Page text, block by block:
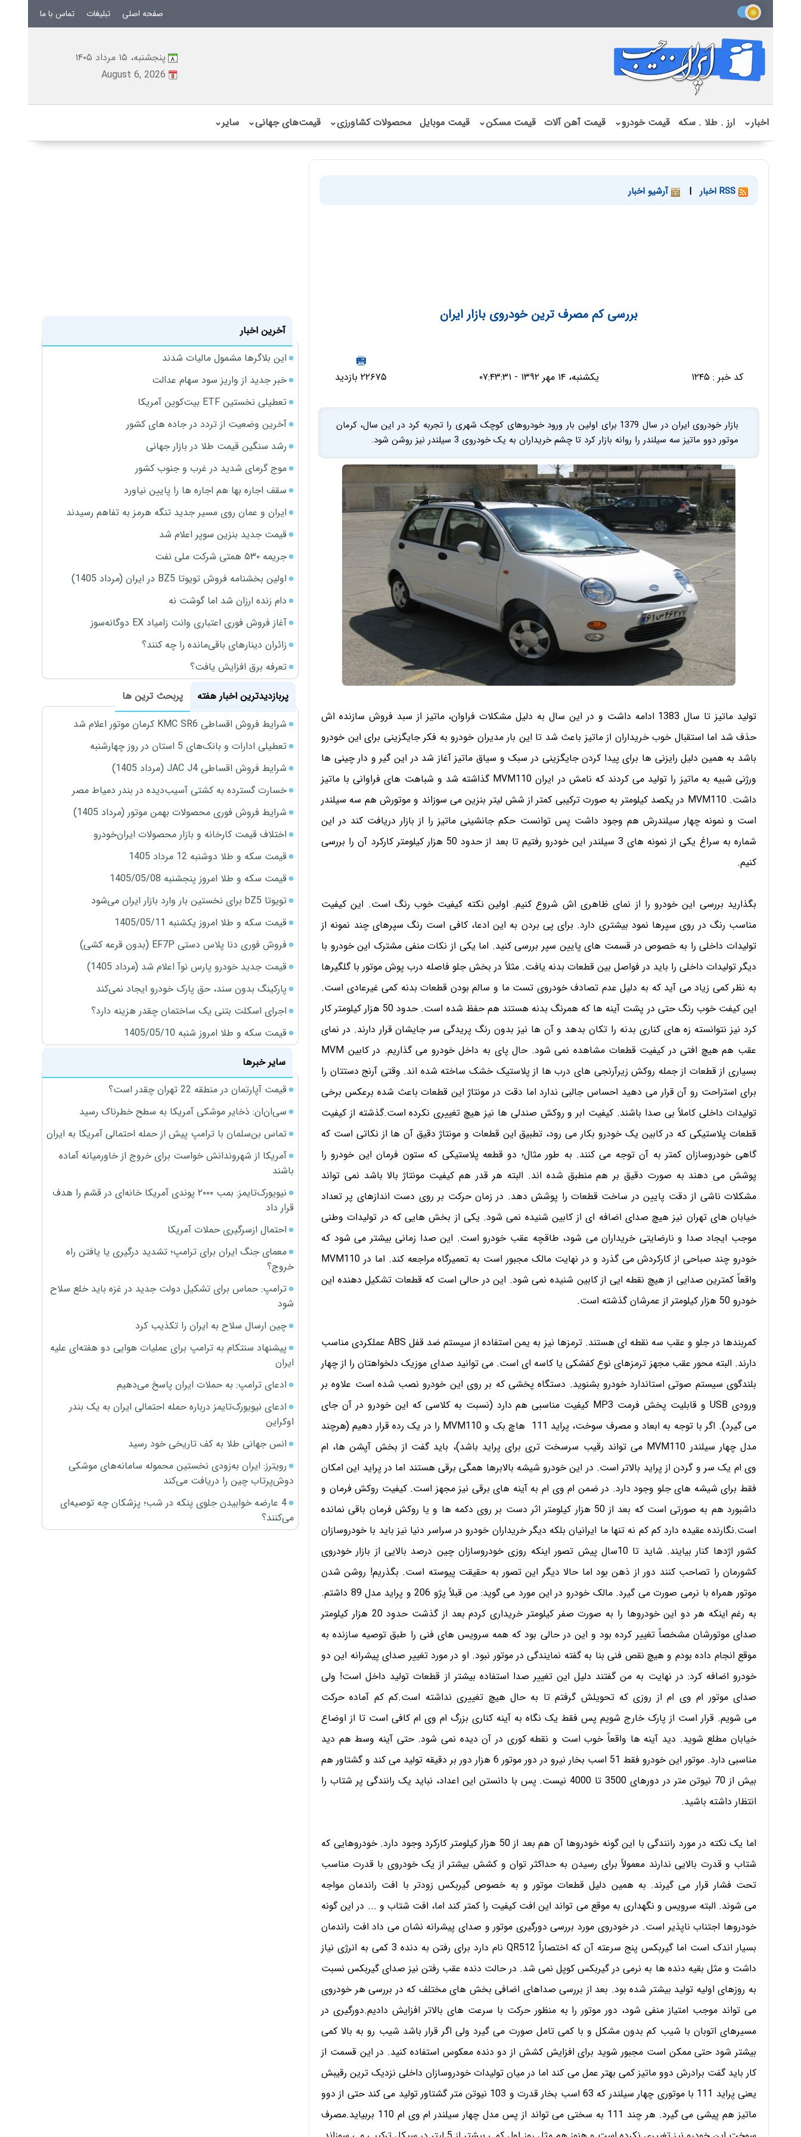
صفحه اصلی تبلیغات تماس با ما
پنجشنبه، ۱۵ مرداد ۱۴۰۵
August 6, 2026
اخبار⌄ ارز . طلا . سکه قیمت خودرو⌄ قیمت آهن آلات قیمت مسکن⌄ قیمت موبایل محصولات کشاورزی⌄ قیمت‌های جهانی⌄ سایر⌄
| آرشیو اخبار
بررسی کم مصرف ترین خودروی بازار ایران
کد خبر : ۱۲۴۵ یکشنبه، ۱۴ مهر ۱۳۹۲ - ۰۷:۴۳:۳۱ ۲۲۶۷۵ بازدید
بازار خودروی ایران در سال 1379 برای اولین بار ورود خودروهای کوچک شهری را تجربه کرد در این سال، کرمان
موتور دوو ماتیز سه سیلندر را روانه بازار کرد تا چشم خریداران به یک خودروی 3 سیلندر نیز روشن شود.
تولید ماتیز تا سال 1383 ادامه داشت و در این سال به دلیل مشکلات فراوان، ماتیز از سبد فروش سازنده اش
حذف شد اما استقبال خوب خریداران از ماتیز باعث شد تا این بار مدیران خودرو به فکر جایگزینی برای این خودرو
باشد به همین دلیل رایزنی ها برای پیدا کردن جایگزینی در سبک و سیاق ماتیز آغاز شد در این گیر و دار چینی ها
ورژنی شبیه به ماتیز را تولید می کردند که نامش در ایران MVM110 گذاشته شد و شباهت های فراوانی با ماتیز
داشت. MVM110 در یکصد کیلومتر به صورت ترکیبی کمتر از شش لیتر بنزین می سوزاند و موتورش هم سه سیلندر
است و نمونه چهار سیلندرش هم وجود داشت پس توانست حکم جانشینی ماتیز را از بازار دریافت کند در این
شماره به سراغ یکی از نمونه های 3 سیلندر این خودرو رفتیم تا بعد از حدود 50 هزار کیلومتر کارکرد آن را بررسی
کنیم.
بگذارید بررسی این خودرو را از نمای ظاهری اش شروع کنیم. اولین نکته کیفیت خوب رنگ است. این کیفیت
مناسب رنگ در روی سپرها نمود بیشتری دارد. برای پی بردن به این ادعا، کافی است رنگ سپرهای چند نمونه از
تولیدات داخلی را به خصوص در قسمت های پایین سپر بررسی کنید. اما یکی از نکات منفی مشترک این خودرو با
دیگر تولیدات داخلی را باید در فواصل بین قطعات بدنه یافت. مثلاً در بخش جلو فاصله درب پوش موتور با گلگیرها
به نظر کمی زیاد می آید که به دلیل عدم تصادف خودروی تست ما و سالم بودن قطعات بدنه کمی غیرعادی است.
این کیفت خوب رنگ حتی در پشت آینه ها که همرنگ بدنه هستند هم حفظ شده است. حدود 50 هزار کیلومتر کار
کرد نیز نتوانسته زه های کناری بدنه را تکان بدهد و آن ها نیز بدون رنگ پریدگی سر جایشان قرار دارند. در نمای
عقب هم هیچ افتی در کیفیت قطعات مشاهده نمی شود. حال پای به داخل خودرو می گذاریم. در کابین MVM
بسیاری از قطعات از جمله روکش زیرآرنجی های درب ها از پلاستیک خشک ساخته شده اند. وقتی آرنج دستتان را
برای استراحت رو آن قرار می دهید احساس جالبی ندارد اما دقت در مونتاژ این قطعات باعث شده برعکس برخی
تولیدات داخلی کاملاً بی صدا باشند. کیفیت ابر و روکش صندلی ها نیز هیچ تغییری نکرده است.گذشته از کیفیت
قطعات پلاستیکی که در کابین یک خودرو بکار می رود، تطبیق این قطعات و مونتاژ دقیق آن ها از نکاتی است که
گاهی خودروسازان کمتر به آن توجه می کنند. به طور مثال؛ دو قطعه پلاستیکی که ستون فرمان این خودرو را
پوشش می دهند به صورت دقیق بر هم منطبق شده اند. البته هر قدر هم کیفیت مونتاژ بالا باشد نمی تواند
مشکلات ناشی از دقت پایین در ساخت قطعات را پوشش دهد. در زمان حرکت بر روی دست اندازهای پر تعداد
خیابان های تهران نیز هیچ صدای اضافه ای از کابین شنیده نمی شود. یکی از بخش هایی که در تولیدات وطنی
موجب ایجاد صدا و نارضایتی خریداران می شود، طاقچه عقب خودرو است. این صدا زمانی بیشتر می شود که
خودرو چند صباحی از کارکردش می گذرد و در نهایت مالک مجبور است به تعمیرگاه مراجعه کند. اما در MVM110
واقعاً کمترین صدایی از هیچ نقطه ایی از کابین شنیده نمی شود. این در حالی است که قطعات تشکیل دهنده این
خودرو 50 هزار کیلومتر از عمرشان گذشته است.
کمربندها در جلو و عقب سه نقطه ای هستند. ترمزها نیز به یمن استفاده از سیستم ضد قفل ABS عملکردی مناسب
دارند. البته محور عقب مجهز ترمزهای نوع کفشکی یا کاسه ای است. می توانید صدای موزیک دلخواهتان را از چهار
بلندگوی سیستم صوتی استاندارد خودرو بشنوید. دستگاه پخشی که بر روی این خودرو نصب شده است علاوه بر
ورودی USB و قابلیت پخش فرمت MP3 کیفیت مناسبی هم دارد (نسبت به کلاسی که این خودرو در آن جای
می گیرد). اگر با توجه به ابعاد و مصرف سوخت، پراید 111 هاچ بک و MVM110 را در یک رده قرار دهیم (هرچند
مدل چهار سیلندر MVM110 می تواند رقیب سرسخت تری برای پراید باشد)، باید گفت از بخش آپشن ها، ام
وی ام یک سر و گردن از پراید بالاتر است. در این خودرو شیشه بالابرها همگی برقی هستند اما در پراید این امکان
فقط برای شیشه های جلو وجود دارد. در ضمن ام وی ام به آینه های برقی نیز مجهز است. کیفیت روکش فرمان و
داشبورد هم به صورتی است که بعد از 50 هزار کیلومتر اثر دست بر روی دکمه ها و یا روکش فرمان باقی نمانده
است.نگارنده عقیده دارد کم کم نه تنها ما ایرانیان بلکه دیگر خریداران خودرو در سراسر دنیا نیز باید با خودروسازان
کشور اژدها کنار بیایند. شاید تا 10سال پیش تصور اینکه روزی خودروسازان چین درصد بالایی از بازار خودروی
کشورمان را تصاحب کنند دور از ذهن بود اما حالا دیگر این تصور به حقیقت پیوسته است. بگذریم! روشن شدن
موتور همراه با نرمی صورت می گیرد. مالک خودرو در این مورد می گوید: من قبلاً پژو 206 و پراید مدل 89 داشتم.
به رغم اینکه هر دو این خودروها را به صورت صفر کیلومتر خریداری کردم بعد از گذشت حدود 20 هزار کیلومتر
صدای موتورشان مشخصاً تغییر کرده بود و این در حالی بود که همه سرویس های فنی را طبق توصیه سازنده به
موقع انجام داده بودم و هیچ نقص فنی بنا به گفته نمایندگی در موتور نبود. او در مورد تغییر صدای پیشرانه این دو
خودرو اضافه کرد: در نهایت به من گفتند دلیل این تغییر صدا استفاده بیشتر از قطعات تولید داخل است! ولی
صدای موتور ام وی ام از روزی که تحویلش گرفتم تا به حال هیچ تغییری نداشته است.کم کم آماده حرکت
می شویم. قرار است از پارک خارج شویم پس فقط یک نگاه به آینه کناری بزرگ ام وی ام کافی است تا از اوضاع
خیابان مطلع شوید. دید آینه ها واقعاً خوب است و نقطه کوری در آن دیده نمی شود. حتی آینه وسط هم دید
مناسبی دارد. موتور این خودرو فقط 51 اسب بخار نیرو در دور موتور 6 هزار دور بر دقیقه تولید می کند و گشتاور هم
بیش از 70 نیوتن متر در دورهای 3500 تا 4000 نیست. پس با دانستن این اعداد، نباید یک رانندگی پر شتاب را
انتظار داشته باشید.
اما یک نکته در مورد رانندگی با این گونه خودروها آن هم بعد از 50 هزار کیلومتر کارکرد وجود دارد. خودروهایی که
شتاب و قدرت بالایی ندارند معمولاً برای رسیدن به حداکثر توان و کشش بیشتر از یک خودروی با قدرت مناسب
تحت فشار قرار می گیرند. به همین دلیل قطعات موتور و به خصوص گیربکس زودتر با افت راندمان مواجه
می شوند. البته سرویس و نگهداری به موقع می تواند این افت کیفیت را کمتر کند اما، افت شتاب و ... در این گونه
خودروها اجتناب ناپذیر است. در خودروی مورد بررسی دورگیری موتور و صدای پیشرانه نشان می داد افت راندمان
بسیار اندک است اما گیربکس پنج سرعته آن که اختصاراً QR512 نام دارد برای رفتن به دنده 3 کمی به انرژی نیاز
داشت و مثل بقیه دنده ها به نرمی در گیربکس کوپل نمی شد. در حالت دنده عقب رفتن نیز صدای گیربکس نسبت
به روزهای اولیه تولید بیشتر شده بود. بعد از بررسی صداهای اضافی بخش های مختلف که در بررسی هر خودروی
می تواند موجب امتیاز منفی شود، دور موتور را به منظور حرکت با سرعت های بالاتر افزایش دادیم.دورگیری در
مسیرهای اتوبان با شیب کم بدون مشکل و با کمی تامل صورت می گیرد ولی اگر قرار باشد شیب رو به بالا کمی
بیشتر شود حتی ممکن است مجبور شوید برای افزایش کشش از دو دنده معکوس استفاده کنید. در این قسمت از
کار باید گفت برادرش دوو ماتیز کمی بهتر عمل می کند اما در میان تولیدات خودروسازان داخلی نزدیک ترین رقیبش
یعنی پراید 111 با موتوری چهار سیلندر که 63 اسب بخار قدرت و 103 نیوتن متر گشتاور تولید می کند حتی از دوو
ماتیز هم پیشی می گیرد. هر چند 111 به سختی می تواند از پس مدل چهار سیلندر ام وی ام 110 بربیاید.مصرف
آخرین اخبار
این بلاگرها مشمول مالیات شدند
خبر جدید از واریز سود سهام عدالت
تعطیلی نخستین ETF بیت‌کوین آمریکا
آخرین وضعیت از تردد در جاده های کشور
رشد سنگین قیمت طلا در بازار جهانی
موج گرمای شدید در غرب و جنوب کشور
سقف اجاره بها هم اجاره ها را پایین نیاورد
ایران و عمان روی مسیر جدید تنگه هرمز به تفاهم رسیدند
قیمت جدید بنزین سوپر اعلام شد
جریمه ۵۳۰ همتی شرکت ملی نفت
اولین بخشنامه فروش تویوتا BZ5 در ایران (مرداد 1405)
دام زنده ارزان شد اما گوشت نه
آغاز فروش فوری اعتباری وانت زامیاد EX دوگانه‌سوز
زائران دینارهای باقی‌مانده را چه کنند؟
تعرفه برق افزایش یافت؟
پربازدیدترین اخبار هفته
پربحث ترین ها
شرایط فروش اقساطی KMC SR6 کرمان موتور اعلام شد
تعطیلی ادارات و بانک‌های 5 استان در روز چهارشنبه
شرایط فروش اقساطی JAC J4 (مرداد 1405)
خسارت گسترده به کشتی آسیب‌دیده در بندر دمیاط مصر
شرایط فروش فوری محصولات بهمن موتور (مرداد 1405)
اختلاف قیمت کارخانه و بازار محصولات ایران‌خودرو
قیمت سکه و طلا دوشنبه 12 مرداد 1405
قیمت سکه و طلا امروز پنجشنبه 1405/05/08
تویوتا bZ5 برای نخستین بار وارد بازار ایران می‌شود
قیمت سکه و طلا امروز یکشنبه 1405/05/11
فروش فوری دنا پلاس دستی EF7P (بدون قرعه کشی)
قیمت جدید خودرو پارس نوآ اعلام شد (مرداد 1405)
پارکینگ بدون سند، حق پارک خودرو ایجاد نمی‌کند
اجرای اسکلت بتنی یک ساختمان چقدر هزینه دارد؟
قیمت سکه و طلا امروز شنبه 1405/05/10
سایر خبرها
قیمت آپارتمان در منطقه 22 تهران چقدر است؟
سی‌ان‌ان: ذخایر موشکی آمریکا به سطح خطرناک رسید
تماس بن‌سلمان با ترامپ پیش از حمله احتمالی آمریکا به ایران
آمریکا از شهروندانش خواست برای خروج از خاورمیانه آماده
باشند
نیویورک‌تایمز: بمب ۲۰۰۰ پوندی آمریکا خانه‌ای در قشم را هدف
قرار داد
احتمال ازسرگیری حملات آمریکا
معمای جنگ ایران برای ترامپ؛ تشدید درگیری یا یافتن راه
خروج؟
ترامپ: حماس برای تشکیل دولت جدید در غزه باید خلع سلاح
شود
چین ارسال سلاح به ایران را تکذیب کرد
پیشنهاد سنتکام به ترامپ برای عملیات هوایی دو هفته‌ای علیه
ایران
ادعای ترامپ: به حملات ایران پاسخ می‌دهیم
ادعای نیویورک‌تایمز درباره حمله احتمالی ایران به یک بندر
اوکراین
انس جهانی طلا به کف تاریخی خود رسید
رویترز: ایران به‌زودی نخستین محموله سامانه‌های موشکی
دوش‌پرتاب چین را دریافت می‌کند
4 عارضه خوابیدن جلوی پنکه در شب؛ پزشکان چه توصیه‌ای
می‌کنند؟